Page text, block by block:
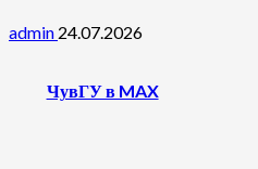
admin 24.07.2026
ЧувГУ в MAX